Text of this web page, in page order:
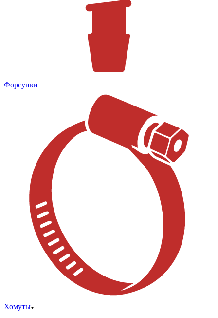
Форсунки
Хомуты